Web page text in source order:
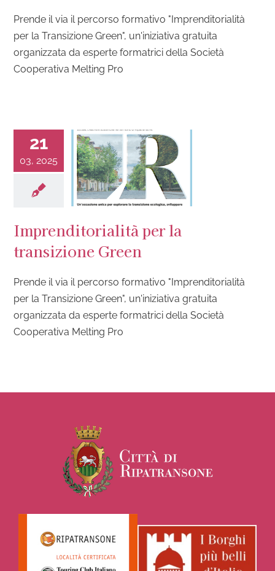
Prende il via il percorso formativo "Imprenditorialità
per la Transizione Green", un'iniziativa gratuita
organizzata da esperte formatrici della Società
Cooperativa Melting Pro
21
03, 2025
Imprenditorialità per la
transizione Green
Prende il via il percorso formativo "Imprenditorialità
per la Transizione Green", un'iniziativa gratuita
organizzata da esperte formatrici della Società
Cooperativa Melting Pro